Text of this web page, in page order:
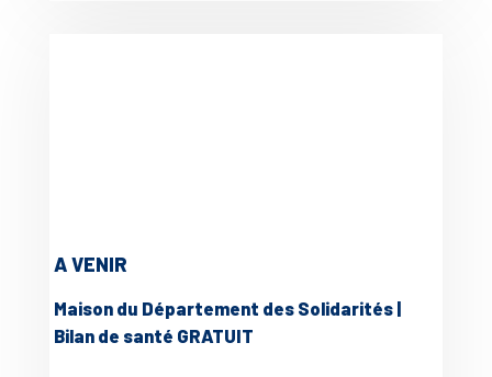
A VENIR
Maison du Département des Solidarités |
Bilan de santé GRATUIT